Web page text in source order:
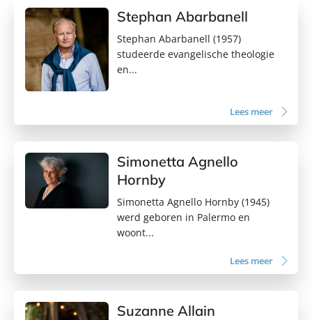
Voornaam (Z-A)
Stephan Abarbanell
Stephan Abarbanell (1957)
studeerde evangelische theologie
en...
Lees meer
Simonetta Agnello
Hornby
Simonetta Agnello Hornby (1945)
werd geboren in Palermo en
woont...
Lees meer
Suzanne Allain